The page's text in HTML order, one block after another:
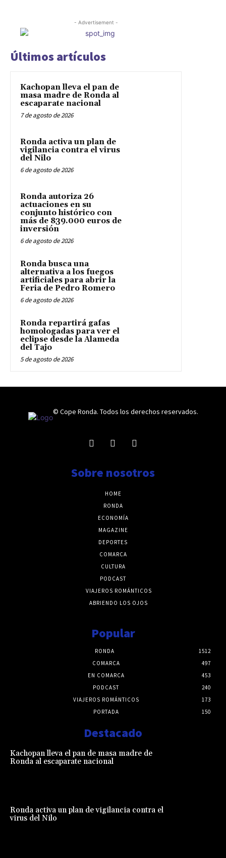
- Advertisement -
Últimos artículos
Kachopan lleva el pan de
masa madre de Ronda al
escaparate nacional
7 de agosto de 2026
Ronda activa un plan de
vigilancia contra el virus
del Nilo
6 de agosto de 2026
Ronda autoriza 26
actuaciones en su
conjunto histórico con
más de 839.000 euros de
inversión
6 de agosto de 2026
Ronda busca una
alternativa a los fuegos
artificiales para abrir la
Feria de Pedro Romero
6 de agosto de 2026
Ronda repartirá gafas
homologadas para ver el
eclipse desde la Alameda
del Tajo
5 de agosto de 2026
© Cope Ronda. Todos los derechos reservados.
Sobre nosotros
HOME
RONDA
ECONOMÍA
MAGAZINE
DEPORTES
COMARCA
CULTURA
PODCAST
VIAJEROS ROMÁNTICOS
ABRIENDO LOS OJOS
Popular
RONDA
1512
COMARCA
497
EN COMARCA
453
PODCAST
240
VIAJEROS ROMÁNTICOS
173
PORTADA
150
Destacado
Kachopan lleva el pan de masa madre de
Ronda al escaparate nacional
Ronda activa un plan de vigilancia contra el
virus del Nilo